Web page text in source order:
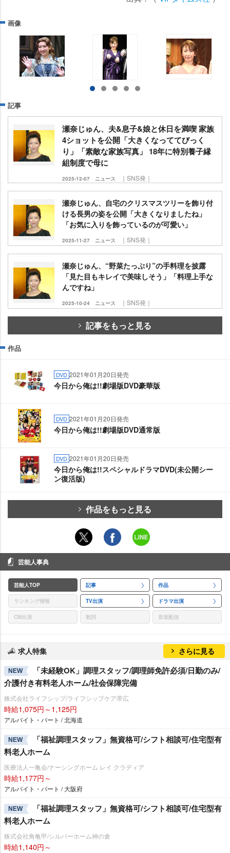
画像
記事
瀬奈じゅん、夫&息子&娘と休日を満喫 家族
4ショットを公開「大きくなっててびっく
り」「素敵な家族写真」 18年に特別養子縁
組制度で母に
2025-12-07 ニュース ｜SNS発｜
瀬奈じゅん、自宅のクリスマスツリーを飾り付
ける長男の姿を公開「大きくなりましたね」
「お気に入りを飾っているのが可愛い」
2025-11-27 ニュース ｜SNS発｜
瀬奈じゅん、“野菜たっぷり”の手料理を披露
「見た目もキレイで美味しそう」「料理上手な
んですね」
2025-10-24 ニュース ｜SNS発｜
記事をもっと見る
作品
DVD 2021年01月20日発売
今日から俺は!!劇場版DVD豪華版
DVD 2021年01月20日発売
今日から俺は!!劇場版DVD通常版
DVD 2021年01月20日発売
今日から俺は!!スペシャルドラマDVD(未公開シー
ン復活版)
作品をもっと見る
芸能人事典
芸能人TOP 記事 作品
ランキング情報 TV出演 ドラマ出演
CM出演 歌詞 音楽配信
求人特集 さらに見る
NEW
「未経験OK」調理スタッフ/調理師免許必須/日勤のみ/
介護付き有料老人ホーム/社会保障完備
株式会社ライフシップ/ライフシップケア帯広
時給1,075円～1,125円
アルバイト・パート / 北海道
NEW
「福祉調理スタッフ」無資格可/シフト相談可/住宅型有
料老人ホーム
医療法人一亀会/ナーシングホーム レイ クラディア
時給1,177円～
アルバイト・パート / 大阪府
NEW
「福祉調理スタッフ」無資格可/シフト相談可/住宅型有
料老人ホーム
株式会社角亀甲/シルバーホーム神の倉
時給1,140円～